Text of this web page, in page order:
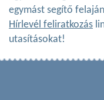
egymást segítő
Hírlevél feliratkozás
utasításokat!